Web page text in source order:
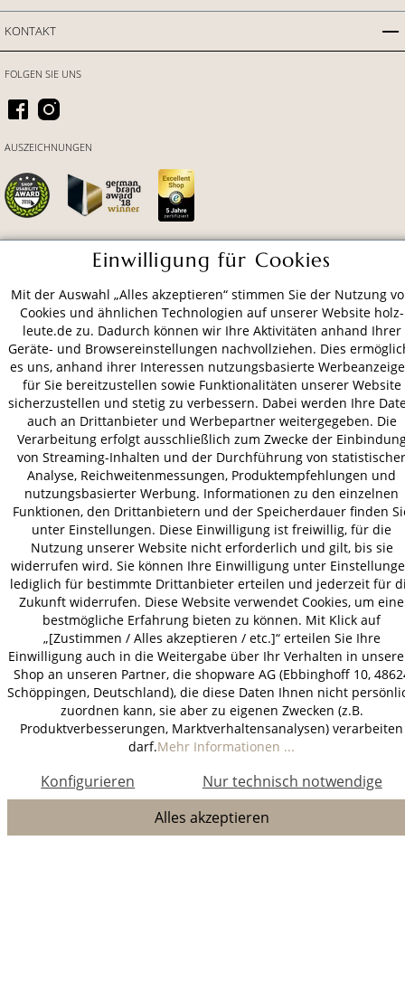
KONTAKT
VERSAND
FOLGEN SIE UNS
AUSZEICHNUNGEN
AGB Datenschutz
Impressum
© 2026 HOLZ-LEUTE
* Alle Preise inkl. gesetzl. Mehrwertsteuer zzgl.Versandkosten.
Einwilligung für Cookies
Mit der Auswahl „Alles akzeptieren“ stimmen Sie der Nutzung
Cookies und ähnlichen Technologien auf unserer Website holz-
leute.de zu. Dadurch können wir Ihre Aktivitäten anhand Ihrer
Geräte- und Browsereinstellungen nachvollziehen. Dies
es uns, anhand ihrer Interessen nutzungsbasierte
für Sie bereitzustellen sowie Funktionalitäten unserer Website
sicherzustellen und stetig zu verbessern. Dabei werden Ihre
auch an Drittanbieter und Werbepartner weitergegeben. Die
Verarbeitung erfolgt ausschließlich zum Zwecke der
von Streaming-Inhalten und der Durchführung von statistischer
Analyse, Reichweitenmessungen, Produktempfehlungen und
nutzungsbasierter Werbung. Informationen zu den einzelnen
Funktionen, den Drittanbietern und der Speicherdauer finden
unter Einstellungen. Diese Einwilligung ist freiwillig, für die
Nutzung unserer Website nicht erforderlich und gilt, bis sie
widerrufen wird. Sie können Ihre Einwilligung unter
lediglich für bestimmte Drittanbieter erteilen und jederzeit für
Zukunft widerrufen. Diese Website verwendet Cookies, um eine
bestmögliche Erfahrung bieten zu können. Mit Klick auf
„[Zustimmen / Alles akzeptieren / etc.]“ erteilen Sie Ihre
Einwilligung auch in die Weitergabe über Ihr Verhalten in
Shop an unseren Partner, die shopware AG (Ebbinghoff 10,
Schöppingen, Deutschland), die diese Daten Ihnen nicht
zuordnen kann, sie aber zu eigenen Zwecken (z.B.
Produktverbesserungen, Marktverhaltensanalysen) verarbeiten
darf.Mehr Informationen ...
Nur technisch notwendige
Konfigurieren
Alles akzeptieren